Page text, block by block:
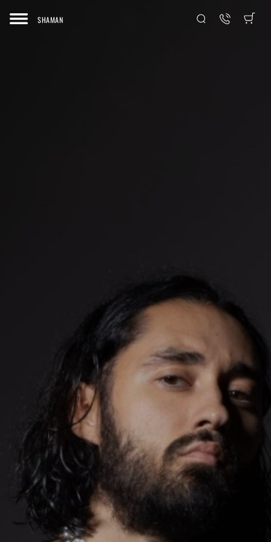
SHAMAN